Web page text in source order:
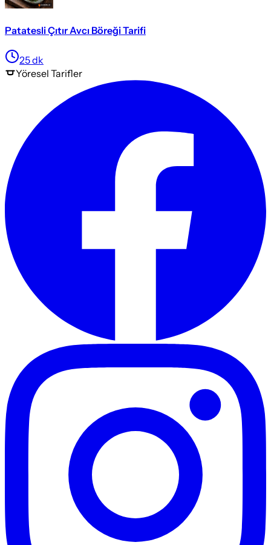
Patatesli Çıtır Avcı Böreği Tarifi
25dk
Yöresel Tarifler